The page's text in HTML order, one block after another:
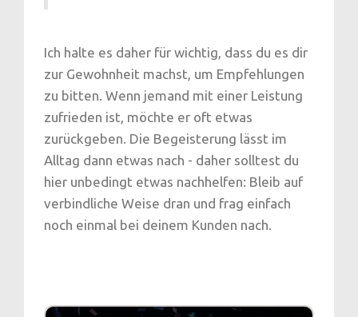
Ich halte es daher für wichtig, dass du es dir
zur Gewohnheit machst, um Empfehlungen
zu bitten. Wenn jemand mit einer Leistung
zufrieden ist, möchte er oft etwas
zurückgeben. Die Begeisterung lässt im
Alltag dann etwas nach - daher solltest du
hier unbedingt etwas nachhelfen: Bleib auf
verbindliche Weise dran und frag einfach
noch einmal bei deinem Kunden nach.